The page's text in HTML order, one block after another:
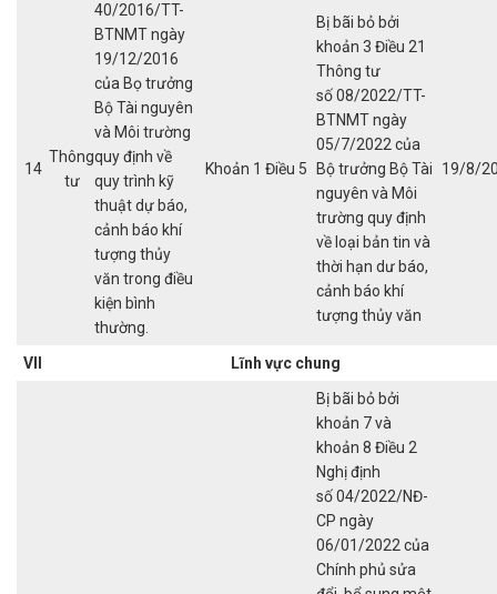
14
Thông
tư
40/2016/TT-
BTNMT ngày
19/12/2016
của Bọ trưởng
Bộ Tài nguyên
và Môi trường
quy định về
quy trình kỹ
thuật dự báo,
cảnh báo khí
tượng thủy
văn trong điều
kiện bình
thường.
Khoản 1 Điều 5
Bị bãi bỏ bởi
khoản 3 Điều 21
Thông tư
số 08/2022/TT-
BTNMT ngày
05/7/2022 của
Bộ trưởng Bộ Tài
nguyên và Môi
trường quy định
về loại bản tin và
thời hạn dư báo,
cảnh báo khí
tượng thủy văn
19/8/
VII Lĩnh vực chung
Bị bãi bỏ bởi
khoản 7 và
khoản 8 Điều 2
Nghị định
số 04/2022/NĐ-
CP ngày
06/01/2022 của
Chính phủ sửa